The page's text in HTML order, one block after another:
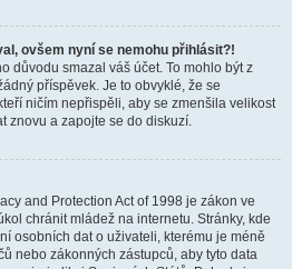
ovšem nyní se nemohu přihlásit?!
důvodu smazal váš účet. To mohlo být z
příspěvek. Je to obvyklé, že se
ničím nepřispěli, aby se zmenšila velikost
znovu a zapojte se do diskuzí.
and Protection Act of 1998 je zákon ve
chránit mládež na internetu. Stránky, kde
osobních dat o uživateli, kterému je méně
nebo zákonných zástupců, aby tyto data